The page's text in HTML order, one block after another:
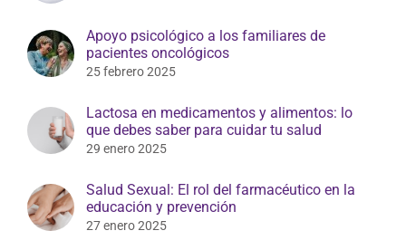
Apoyo psicológico a los familiares de
pacientes oncológicos
25 febrero 2025
Lactosa en medicamentos y alimentos: lo
que debes saber para cuidar tu salud
29 enero 2025
Salud Sexual: El rol del farmacéutico en la
educación y prevención
27 enero 2025